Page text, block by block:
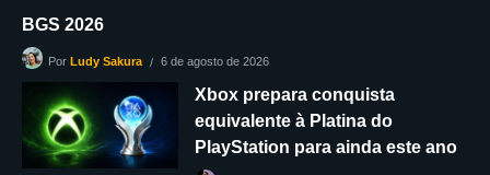
BGS 2026
Por Ludy Sakura 6 de agosto de 2026
Xbox prepara conquista
equivalente à Platina do
PlayStation para ainda este ano